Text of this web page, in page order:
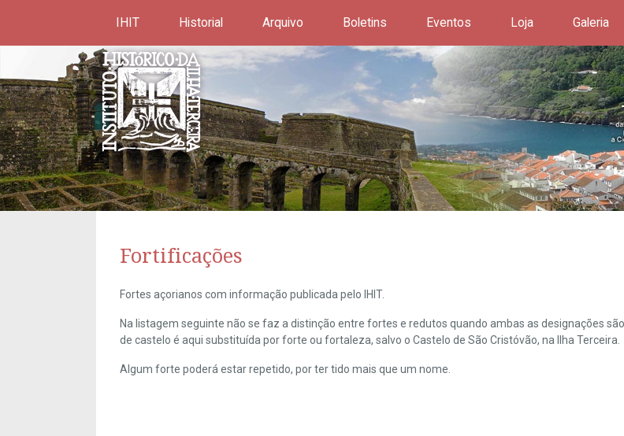
IHIT Historial Arquivo Boletins Eventos Loja Galeria
Fortificações
Fortes açorianos com informação publicada pelo IHIT.
Na listagem seguinte não se faz a distinção entre fortes e redutos quando ambas as designações
de castelo é aqui substituída por forte ou fortaleza, salvo o Castelo de São Cristóvão, na Ilha Terceira.
Algum forte poderá estar repetido, por ter tido mais que um nome.